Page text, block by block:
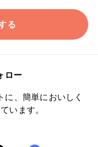
る
ロー
に、簡単においしく
います。